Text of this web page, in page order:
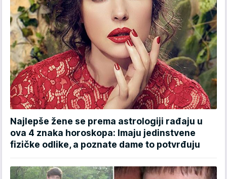
Najlepše žene se prema astrologiji rađaju u
ova 4 znaka horoskopa: Imaju jedinstvene
fizičke odlike, a poznate dame to potvrđuju